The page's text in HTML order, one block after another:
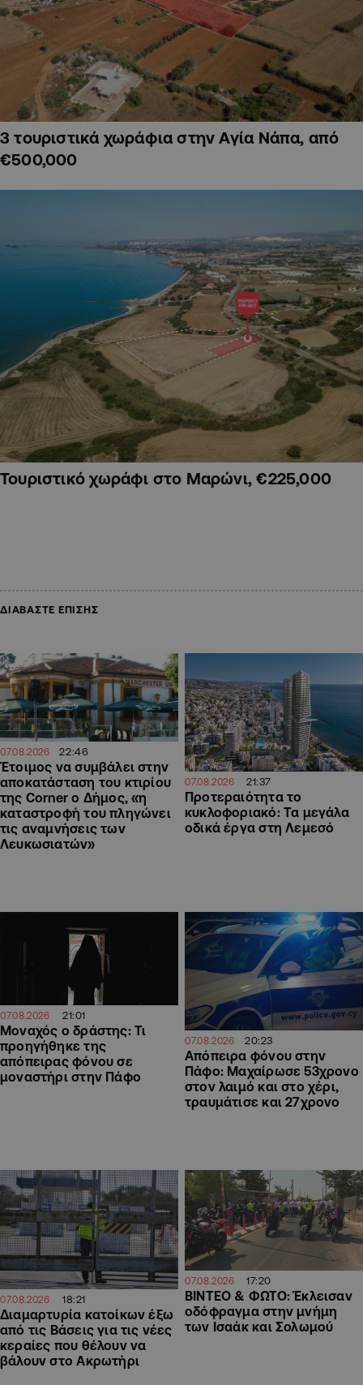
3 τουριστικά χωράφια στην Αγία Νάπα, από
€500,000
Τουριστικό χωράφι στο Μαρώνι, €225,000
ΔΙΑΒΑΣΤΕ ΕΠΙΣΗΣ
07.08.2026 22:46
Έτοιμος να συμβάλει στην
αποκατάσταση του κτιρίου
της Corner ο Δήμος, «η
καταστροφή του πληγώνει
τις αναμνήσεις των
Λευκωσιατών»
07.08.2026 21:37
Προτεραιότητα το
κυκλοφοριακό: Τα μεγάλα
οδικά έργα στη Λεμεσό
07.08.2026 21:01
Μοναχός ο δράστης: Τι
προηγήθηκε της
απόπειρας φόνου σε
μοναστήρι στην Πάφο
07.08.2026 20:23
Απόπειρα φόνου στην
Πάφο: Μαχαίρωσε 53χρονο
στον λαιμό και στο χέρι,
τραυμάτισε και 27χρονο
07.08.2026 18:21
Διαμαρτυρία κατοίκων έξω
από τις Βάσεις για τις νέες
κεραίες που θέλουν να
βάλουν στο Ακρωτήρι
07.08.2026 17:20
ΒΙΝΤΕΟ & ΦΩΤΟ: Έκλεισαν
οδόφραγμα στην μνήμη
των Ισαάκ και Σολωμού